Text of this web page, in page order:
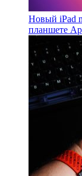
Новый iPad
планшете